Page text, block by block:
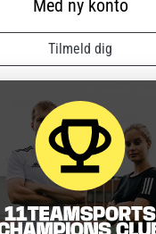
Med ny konto
Tilmeld dig